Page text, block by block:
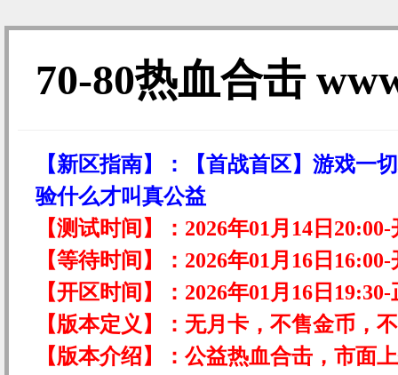
70-80热血合击
【新区指南】：
【首战首区】游戏一
验什么才叫真公益
【测试时间】： 2026年01月14日
【等待时间】： 2026年01月16日
【开区时间】： 2026年01月16日
【版本定义】： 无月卡，不售金币，
【版本介绍】： 公益热血合击，市面